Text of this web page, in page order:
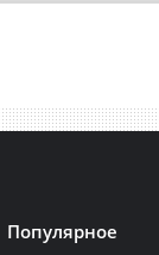
Популярное